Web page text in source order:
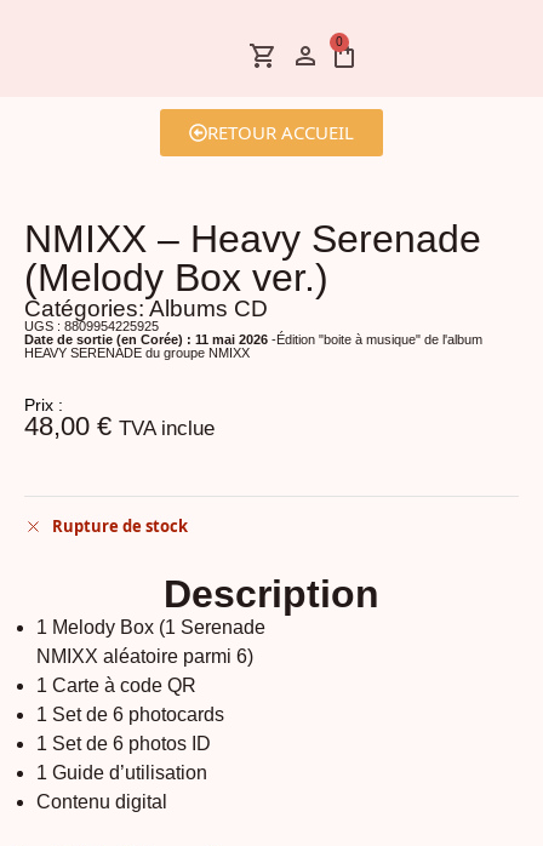
0
RETOUR ACCUEIL
NMIXX – Heavy Serenade
(Melody Box ver.)
Catégories: Albums CD
UGS : 8809954225925
Date de sortie (en Corée) : 11 mai 2026 -Édition "boite à musique" de l'album
HEAVY SERENADE du groupe NMIXX
Prix :
48,00 € TVA inclue
Rupture de stock
Description
1 Melody Box (1 Serenade
NMIXX aléatoire parmi 6)
1 Carte à code QR
1 Set de 6 photocards
1 Set de 6 photos ID
1 Guide d’utilisation
Contenu digital